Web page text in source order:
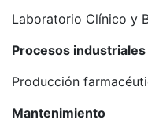
Laboratorio Clínico y
Procesos industriales
Producción
Mantenimiento